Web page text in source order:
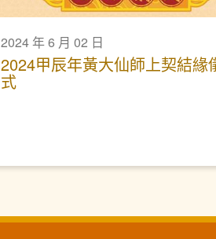
2024 年 6 月 02 日
2024甲辰年黃大仙師上契結緣
式